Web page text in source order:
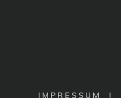
I M P R E S S U M |